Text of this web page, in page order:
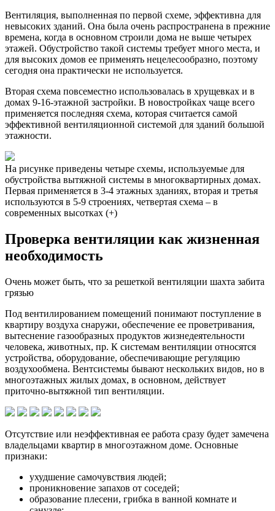
Вентиляция, выполненная по первой схеме, эффективна для
невысоких зданий. Она была очень распространена в прежние
времена, когда в основном строили дома не выше четырех
этажей. Обустройство такой системы требует много места, и
для высоких домов ее применять нецелесообразно, поэтому
сегодня она практически не используется.
Вторая схема повсеместно использовалась в хрущевках и в
домах 9-16-этажной застройки. В новостройках чаще всего
применяется последняя схема, которая считается самой
эффективной вентиляционной системой для зданий большой
этажности.
На рисунке приведены четыре схемы, используемые для
обустройства вытяжной системы в многоквартирных домах.
Первая применяется в 3-4 этажных зданиях, вторая и третья
используются в 5-9 строениях, четвертая схема – в
современных высотках (+)
Проверка вентиляции как жизненная
необходимость
Очень может быть, что за решеткой вентиляции шахта забита
грязью
Под вентилированием помещений понимают поступление в
квартиру воздуха снаружи, обеспечение ее проветривания,
вытеснение газообразных продуктов жизнедеятельности
человека, животных, пр. К системам вентиляции относятся
устройства, оборудование, обеспечивающие регуляцию
воздухообмена. Вентсистемы бывают нескольких видов, но в
многоэтажных жилых домах, в основном, действует
приточно-вытяжной тип вентиляции.
Отсутствие или неэффективная ее работа сразу будет замечена
владельцами квартир в многоэтажном доме. Основные
признаки:
ухудшение самочувствия людей;
проникновение запахов от соседей;
образование плесени, грибка в ванной комнате и